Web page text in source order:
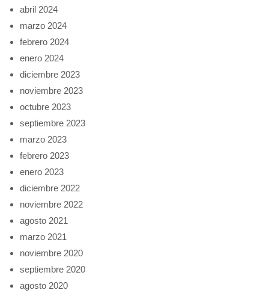
abril 2024
marzo 2024
febrero 2024
enero 2024
diciembre 2023
noviembre 2023
octubre 2023
septiembre 2023
marzo 2023
febrero 2023
enero 2023
diciembre 2022
noviembre 2022
agosto 2021
marzo 2021
noviembre 2020
septiembre 2020
agosto 2020